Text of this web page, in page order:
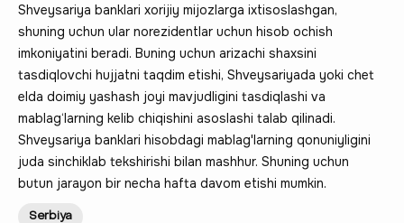
Shveysariya banklari xorijiy mijozlarga ixtisoslashgan,
shuning uchun ular norezidentlar uchun hisob ochish
imkoniyatini beradi. Buning uchun arizachi shaxsini
tasdiqlovchi hujjatni taqdim etishi, Shveysariyada yoki chet
elda doimiy yashash joyi mavjudligini tasdiqlashi va
mablag‘larning kelib chiqishini asoslashi talab qilinadi.
Shveysariya banklari hisobdagi mablag'larning qonuniyligini
juda sinchiklab tekshirishi bilan mashhur. Shuning uchun
butun jarayon bir necha hafta davom etishi mumkin.
Serbiya